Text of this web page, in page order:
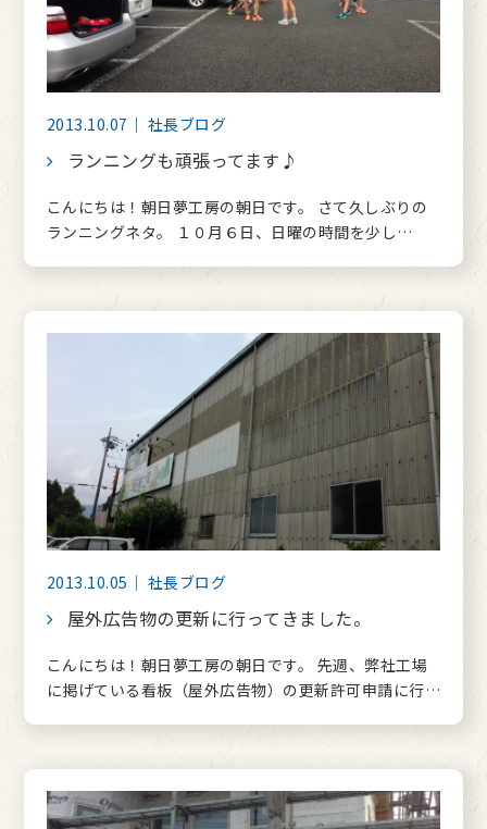
2013.10.07｜ 社長ブログ
ランニングも頑張ってます♪
こんにちは！朝日夢工房の朝日です。 さて久しぶりの
ランニングネタ。 １０月６日、日曜の時間を少し…
2013.10.05｜ 社長ブログ
屋外広告物の更新に行ってきました。
こんにちは！朝日夢工房の朝日です。 先週、弊社工場
に掲げている看板（屋外広告物）の更新許可申請に行…